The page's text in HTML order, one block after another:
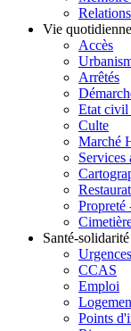
Vie quotidienne
Accès
Arrêtés
Etat civil
Culte
Marché
Services
Propreté
Santé-solidarité
CCAS
Emploi
Points